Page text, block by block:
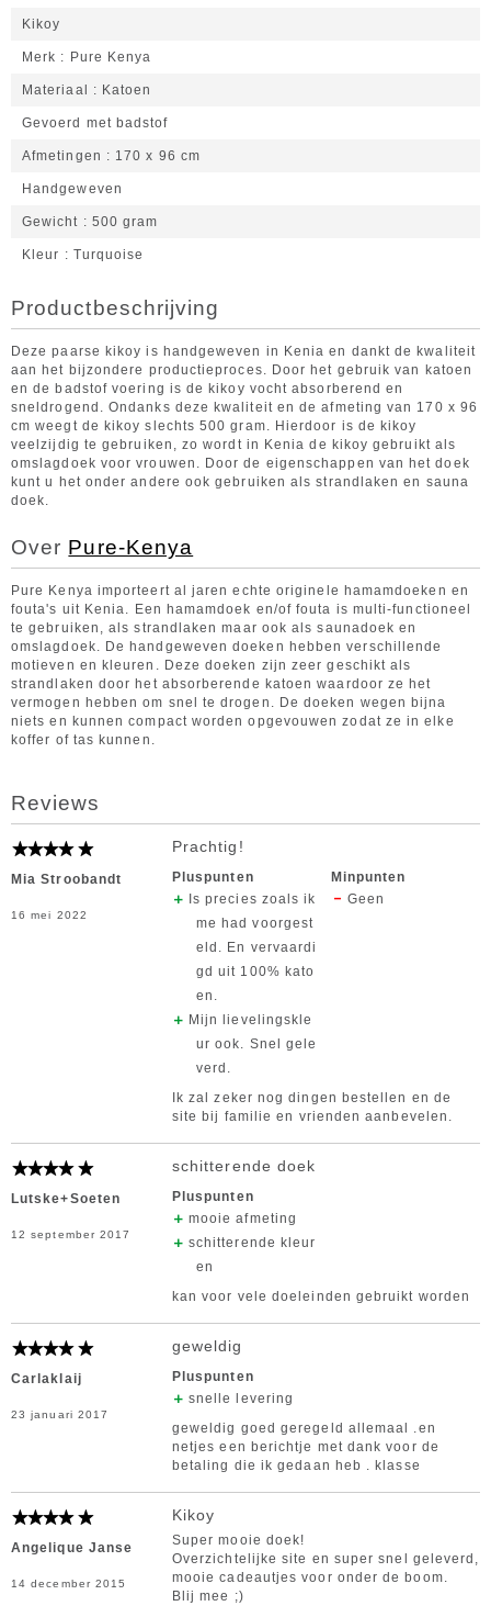
Kikoy
Merk Pure Kenya
Materiaal Katoen
Gevoerd met badstof
Afmetingen 170 x 96 cm
Handgeweven
Gewicht 500 gram
Kleur Turquoise
Productbeschrijving
Deze paarse kikoy is handgeweven in Kenia en dankt de kwaliteit
aan het bijzondere productieproces. Door het gebruik van katoen
en de badstof voering is de kikoy vocht absorberend en
sneldrogend. Ondanks deze kwaliteit en de afmeting van 170 x 96
cm weegt de kikoy slechts 500 gram. Hierdoor is de kikoy
veelzijdig te gebruiken, zo wordt in Kenia de kikoy gebruikt als
omslagdoek voor vrouwen. Door de eigenschappen van het doek
kunt u het onder andere ook gebruiken als strandlaken en sauna
doek.
Over Pure-Kenya
Pure Kenya importeert al jaren echte originele hamamdoeken en
fouta's uit Kenia. Een hamamdoek en/of fouta is multi-functioneel
te gebruiken, als strandlaken maar ook als saunadoek en
omslagdoek. De handgeweven doeken hebben verschillende
motieven en kleuren. Deze doeken zijn zeer geschikt als
strandlaken door het absorberende katoen waardoor ze het
vermogen hebben om snel te drogen. De doeken wegen bijna
niets en kunnen compact worden opgevouwen zodat ze in elke
koffer of tas kunnen.
Reviews
Mia Stroobandt
16 mei 2022
Prachtig!
Pluspunten
Is precies zoals ik
me had voorgest
eld. En vervaardi
gd uit 100% kato
en.
Mijn lievelingskle
ur ook. Snel gele
verd.
Minpunten
Geen
Ik zal zeker nog dingen bestellen en de
site bij familie en vrienden aanbevelen.
Lutske+Soeten
12 september 2017
schitterende doek
Pluspunten
mooie afmeting
schitterende kleur
en
kan voor vele doeleinden gebruikt worden
Carlaklaij
23 januari 2017
geweldig
Pluspunten
snelle levering
geweldig goed geregeld allemaal .en
netjes een berichtje met dank voor de
betaling die ik gedaan heb . klasse
Angelique Janse
14 december 2015
Kikoy
Super mooie doek!
Overzichtelijke site en super snel geleverd,
mooie cadeautjes voor onder de boom.
Blij mee ;)